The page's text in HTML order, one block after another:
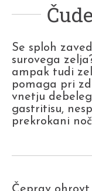
Se sploh
surovega
ampak tudi
pomaga pri
vnetju
gastritisu,
prekrokani